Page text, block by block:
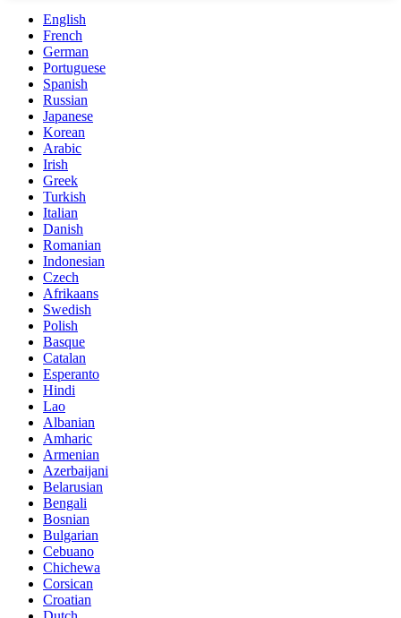
English
French
German
Portuguese
Spanish
Russian
Japanese
Korean
Arabic
Irish
Greek
Turkish
Italian
Danish
Romanian
Indonesian
Czech
Afrikaans
Swedish
Polish
Basque
Catalan
Esperanto
Hindi
Lao
Albanian
Amharic
Armenian
Azerbaijani
Belarusian
Bengali
Bosnian
Bulgarian
Cebuano
Chichewa
Corsican
Croatian